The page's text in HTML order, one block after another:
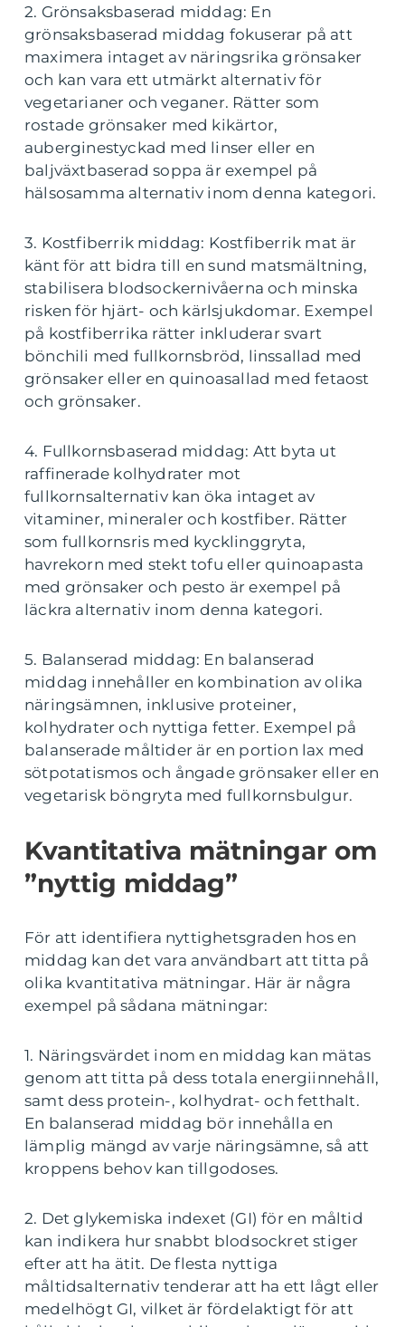
2. Grönsaksbaserad middag: En
grönsaksbaserad middag fokuserar på att
maximera intaget av näringsrika grönsaker
och kan vara ett utmärkt alternativ för
vegetarianer och veganer. Rätter som
rostade grönsaker med kikärtor,
auberginestyckad med linser eller en
baljväxtbaserad soppa är exempel på
hälsosamma alternativ inom denna kategori.
3. Kostfiberrik middag: Kostfiberrik mat är
känt för att bidra till en sund matsmältning,
stabilisera blodsockernivåerna och minska
risken för hjärt- och kärlsjukdomar. Exempel
på kostfiberrika rätter inkluderar svart
bönchili med fullkornsbröd, linssallad med
grönsaker eller en quinoasallad med fetaost
och grönsaker.
4. Fullkornsbaserad middag: Att byta ut
raffinerade kolhydrater mot
fullkornsalternativ kan öka intaget av
vitaminer, mineraler och kostfiber. Rätter
som fullkornsris med kycklinggryta,
havrekorn med stekt tofu eller quinoapasta
med grönsaker och pesto är exempel på
läckra alternativ inom denna kategori.
5. Balanserad middag: En balanserad
middag innehåller en kombination av olika
näringsämnen, inklusive proteiner,
kolhydrater och nyttiga fetter. Exempel på
balanserade måltider är en portion lax med
sötpotatismos och ångade grönsaker eller en
vegetarisk böngryta med fullkornsbulgur.
Kvantitativa mätningar om
”nyttig middag”
För att identifiera nyttighetsgraden hos en
middag kan det vara användbart att titta på
olika kvantitativa mätningar. Här är några
exempel på sådana mätningar:
1. Näringsvärdet inom en middag kan mätas
genom att titta på dess totala energiinnehåll,
samt dess protein-, kolhydrat- och fetthalt.
En balanserad middag bör innehålla en
lämplig mängd av varje näringsämne, så att
kroppens behov kan tillgodoses.
2. Det glykemiska indexet (GI) för en måltid
kan indikera hur snabbt blodsockret stiger
efter att ha ätit. De flesta nyttiga
måltidsalternativ tenderar att ha ett lågt eller
medelhögt GI, vilket är fördelaktigt för att